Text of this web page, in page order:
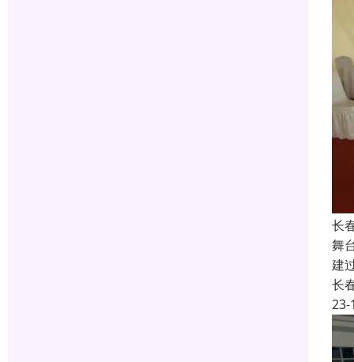
长
舞
建
长
23-